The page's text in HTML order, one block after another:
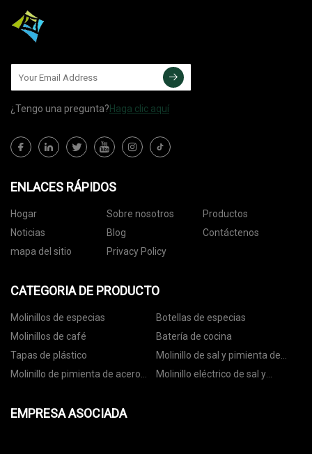
¿Tengo una pregunta?Haga clic aquí
ENLACES RÁPIDOS
Hogar Sobre nosotros
Productos
Noticias
Blog
Contáctenos
mapa del sitio
Privacy Policy
CATEGORIA DE PRODUCTO
Molinillos de especias
Botellas de especias
Molinillos de café
Batería de cocina
Tapas de plástico
Molinillo de sal y pimienta de
cerámica
Molinillo de pimienta de acero
Molinillo eléctrico de sal y
EMPRESA ASOCIADA